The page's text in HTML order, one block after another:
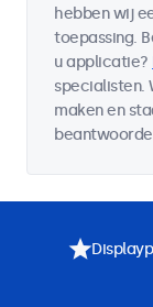
hebben wij
toepassing.
u applicatie?
specialisten.
maken en